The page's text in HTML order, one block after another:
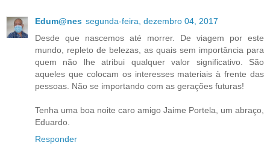
Edum@nes segunda-feira, dezembro 04, 2017
Desde que nascemos até morrer. De viagem por este
mundo, repleto de belezas, as quais sem importância para
quem não lhe atribui qualquer valor significativo. São
aqueles que colocam os interesses materiais à frente das
pessoas. Não se importando com as gerações futuras!
Tenha uma boa noite caro amigo Jaime Portela, um abraço,
Eduardo.
Responder